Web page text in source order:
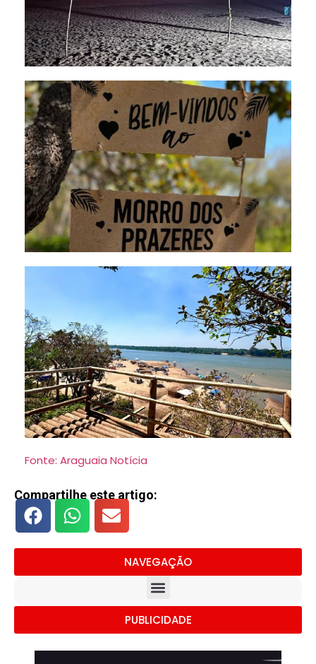
Fonte: Araguaia Notícia
Compartilhe este artigo:
NAVEGAÇÃO
PUBLICIDADE